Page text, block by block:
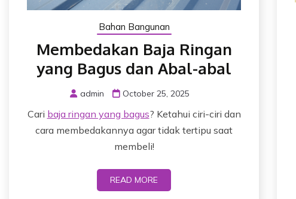
Bahan Bangunan
Membedakan Baja Ringan
yang Bagus dan Abal-abal
admin October 25, 2025
Cari baja ringan yang bagus? Ketahui ciri-ciri dan
cara membedakannya agar tidak tertipu saat
membeli!
READ MORE